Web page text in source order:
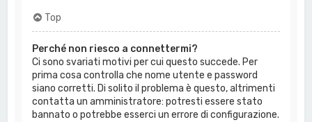
Top
Perché non riesco a connettermi?
Ci sono svariati motivi per cui questo succede. Per
prima cosa controlla che nome utente e password
siano corretti. Di solito il problema è questo, altrimenti
contatta un amministratore: potresti essere stato
bannato o potrebbe esserci un errore di configurazione.